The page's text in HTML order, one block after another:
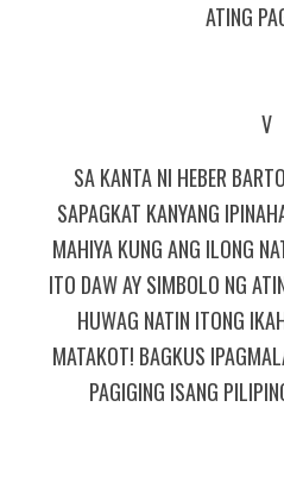
ATING
V
SA KANTA NI HEBER
SAPAGKAT KANYANG
MAHIYA KUNG ANG ILONG
ITO DAW AY SIMBOLO NG
HUWAG NATIN ITONG
MATAKOT! BAGKUS
PAGIGING ISANG